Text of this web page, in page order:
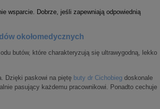
wsparcie. Dobrze, jeśli zapewniają odpowiednią
okołomedycznych
butów, które charakteryzują się ultrawygodną, lekko
Dzięki paskowi na piętę buty dr Cichobieg doskonale
pasujący każdemu pracownikowi. Ponadto cechuje